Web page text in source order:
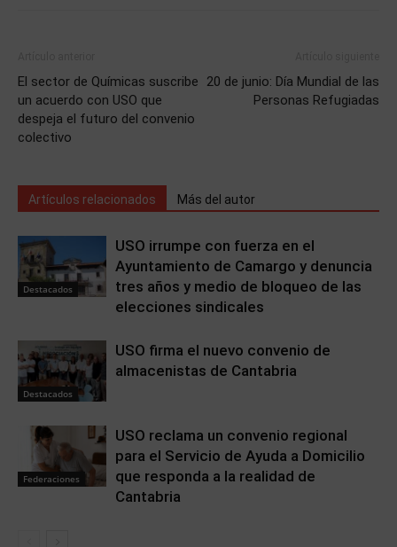
El sector de Químicas suscribe
un acuerdo con USO que
despeja el futuro del convenio
colectivo
20 de junio: Día Mundial de las
Personas Refugiadas
Artículos relacionados Más del autor
Destacados
USO irrumpe con fuerza en el
Ayuntamiento de Camargo y denuncia
tres años y medio de bloqueo de las
elecciones sindicales
Destacados
USO firma el nuevo convenio de
almacenistas de Cantabria
Federaciones
USO reclama un convenio regional
para el Servicio de Ayuda a Domicilio
que responda a la realidad de
Cantabria